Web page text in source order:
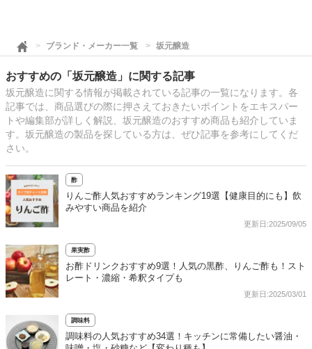
ブランド・メーカー一覧 坂元醸造
おすすめの「坂元醸造」に関する記事
坂元醸造に関する情報が掲載されている記事の一覧になります。各
記事では、商品選びの際に押さえておきたいポイントをエキスパー
トや編集部が詳しく解説、坂元醸造のおすすめ商品も紹介していま
す。坂元醸造の製品を探している方は、ぜひ記事を参考にしてくだ
さい。
酢
りんご酢人気おすすめランキング19選【健康目的にも】飲
みやすい商品を紹介
更新日:2025/09/05
果実酢
お酢ドリンクおすすめ9選！人気の黒酢、りんご酢も！スト
レート・濃縮・希釈タイプも
更新日:2025/03/01
調味料
調味料の人気おすすめ34選！キッチンに常備したい醤油・